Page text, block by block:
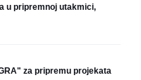
u pripremnoj utakmici,
za pripremu projekata